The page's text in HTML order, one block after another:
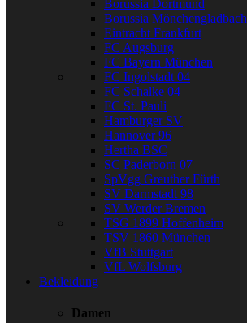
Borussia Dortmund
Borussia Mönchengladbach
Eintracht Frankfurt
FC Augsburg
FC Bayern München
FC Ingolstadt 04
FC Schalke 04
FC St. Pauli
Hamburger SV
Hannover 96
Hertha BSC
SC Paderborn 07
SpVgg Greuther Fürth
SV Darmstadt 98
SV Werder Bremen
TSG 1899 Hoffenheim
TSV 1860 München
VfB Stuttgart
VfL Wolfsburg
Bekleidung
Damen